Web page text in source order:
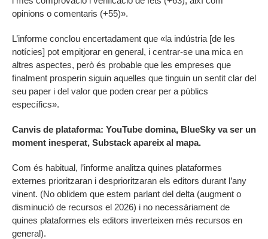
opinions o comentaris (+55)».
L’informe conclou encertadament que «la indústria [de les
notícies] pot empitjorar en general, i centrar-se una mica en
altres aspectes, però és probable que les empreses que
finalment prosperin siguin aquelles que tinguin un sentit clar del
seu paper i del valor que poden crear per a públics
específics».
Canvis de plataforma: YouTube domina, BlueSky va ser un
moment inesperat, Substack apareix al mapa.
Com és habitual, l’informe analitza quines plataformes
externes prioritzaran i desprioritzaran els editors durant l’any
vinent. (No oblidem que estem parlant del delta (augment o
disminució de recursos el 2026) i no necessàriament de
quines plataformes els editors inverteixen més recursos en
general).